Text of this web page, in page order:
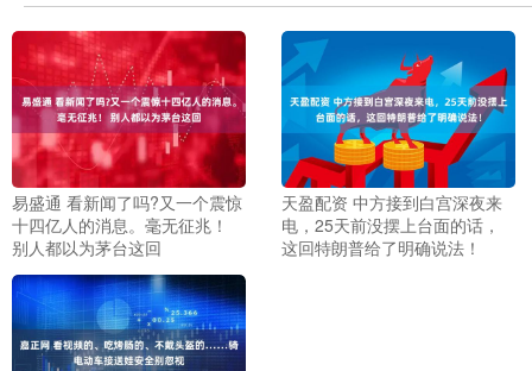
易盛通 看新闻了吗?又一个震惊
十四亿人的消息。毫无征兆！
别人都以为茅台这回
天盈配资 中方接到白宫深夜来
电，25天前没摆上台面的话，
这回特朗普给了明确说法！